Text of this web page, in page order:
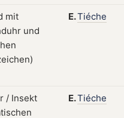
E.Tiéche
E.Tiéche